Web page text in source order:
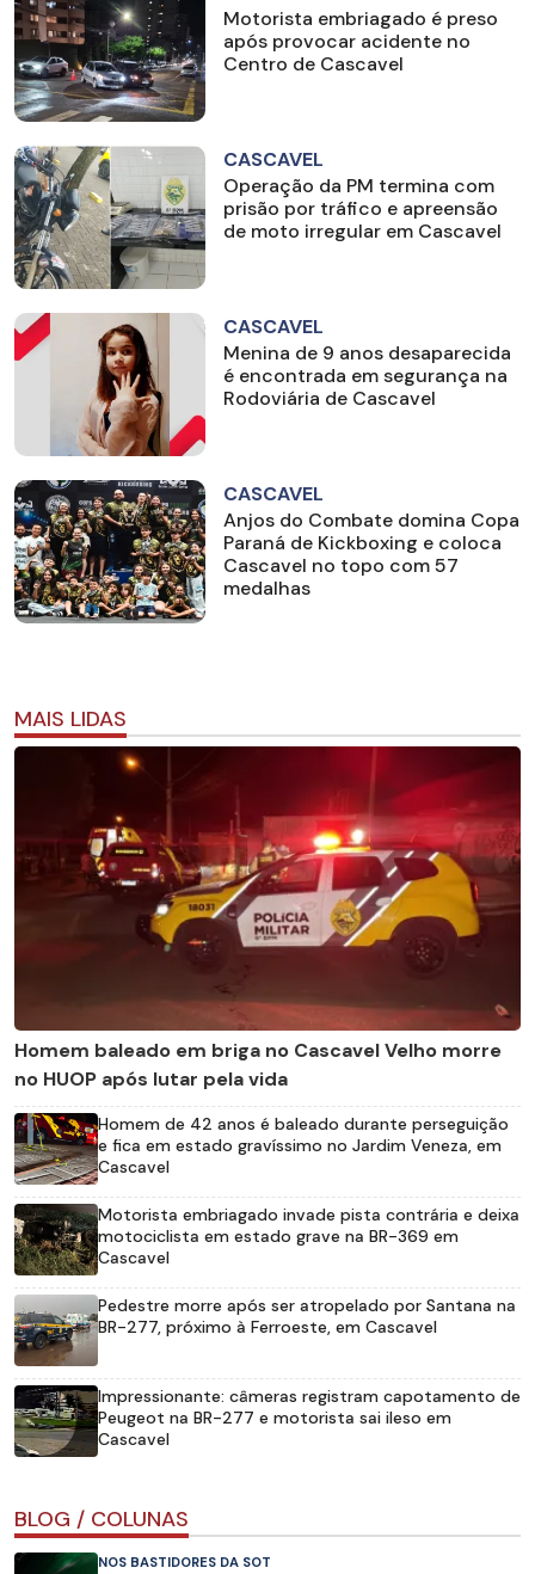
Motorista embriagado é preso
após provocar acidente no
Centro de Cascavel
CASCAVEL
Operação da PM termina com
prisão por tráfico e apreensão
de moto irregular em Cascavel
CASCAVEL
Menina de 9 anos desaparecida
é encontrada em segurança na
Rodoviária de Cascavel
CASCAVEL
Anjos do Combate domina Copa
Paraná de Kickboxing e coloca
Cascavel no topo com 57
medalhas
MAIS LIDAS
Homem baleado em briga no Cascavel Velho morre
no HUOP após lutar pela vida
Homem de 42 anos é baleado durante perseguição
e fica em estado gravíssimo no Jardim Veneza, em
Cascavel
Motorista embriagado invade pista contrária e deixa
motociclista em estado grave na BR-369 em
Cascavel
Pedestre morre após ser atropelado por Santana na
BR-277, próximo à Ferroeste, em Cascavel
Impressionante: câmeras registram capotamento de
Peugeot na BR-277 e motorista sai ileso em
Cascavel
BLOG / COLUNAS
NOS BASTIDORES DA SOT